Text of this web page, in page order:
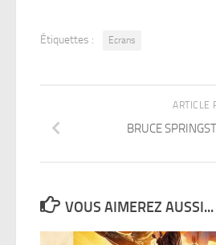
Étiquettes : Ecrans
ARTICLE
BRUCE
VOUS AIMEREZ AUSSI...